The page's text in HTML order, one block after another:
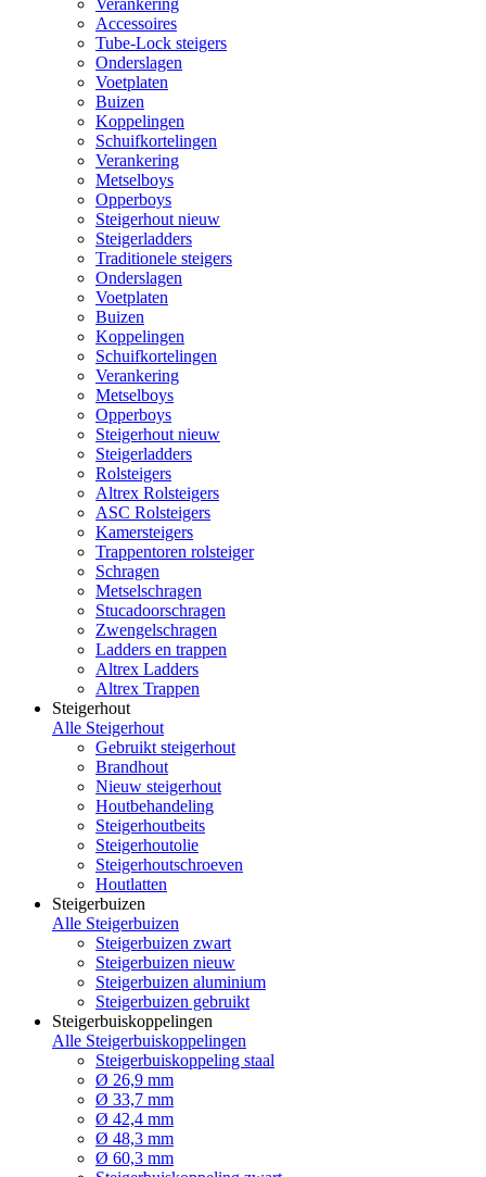
Verankering
Accessoires
Tube-Lock steigers
Onderslagen
Voetplaten
Buizen
Koppelingen
Schuifkortelingen
Verankering
Metselboys
Opperboys
Steigerhout nieuw
Steigerladders
Traditionele steigers
Onderslagen
Voetplaten
Buizen
Koppelingen
Schuifkortelingen
Verankering
Metselboys
Opperboys
Steigerhout nieuw
Steigerladders
Rolsteigers
Altrex Rolsteigers
ASC Rolsteigers
Kamersteigers
Trappentoren rolsteiger
Schragen
Metselschragen
Stucadoorschragen
Zwengelschragen
Ladders en trappen
Altrex Ladders
Altrex Trappen
Steigerhout
Alle Steigerhout
Gebruikt steigerhout
Brandhout
Nieuw steigerhout
Houtbehandeling
Steigerhoutbeits
Steigerhoutolie
Steigerhoutschroeven
Houtlatten
Steigerbuizen
Alle Steigerbuizen
Steigerbuizen zwart
Steigerbuizen nieuw
Steigerbuizen aluminium
Steigerbuizen gebruikt
Steigerbuiskoppelingen
Alle Steigerbuiskoppelingen
Steigerbuiskoppeling staal
Ø 26,9 mm
Ø 33,7 mm
Ø 42,4 mm
Ø 48,3 mm
Ø 60,3 mm